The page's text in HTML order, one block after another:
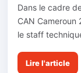
Dans le cadre
CAN Cameroun
le staff
Lire l'article